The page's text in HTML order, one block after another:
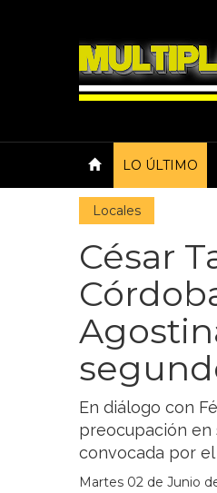
LO ÚLTIMO
Locales
César
En diálogo con
preocupación
convocada por
Martes 02 de Junio